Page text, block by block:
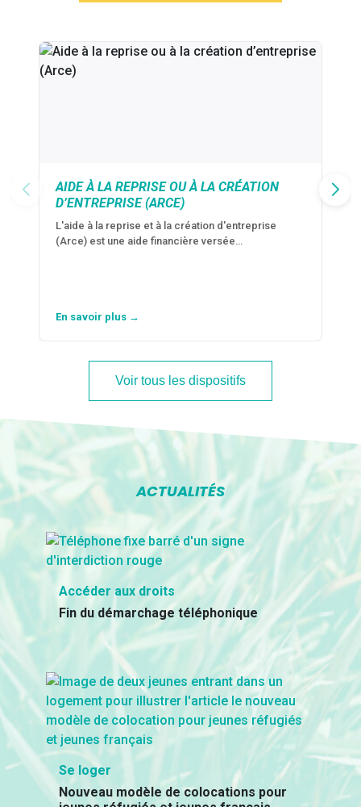
AIDE À LA REPRISE OU À LA CRÉATION
D’ENTREPRISE (ARCE)
L'aide à la reprise et à la création d'entreprise
(Arce) est une aide financière versée…
En savoir plus →
Voir tous les dispositifs
ACTUALITÉS
Accéder aux droits
Fin du démarchage téléphonique
Se loger
Nouveau modèle de colocations pour